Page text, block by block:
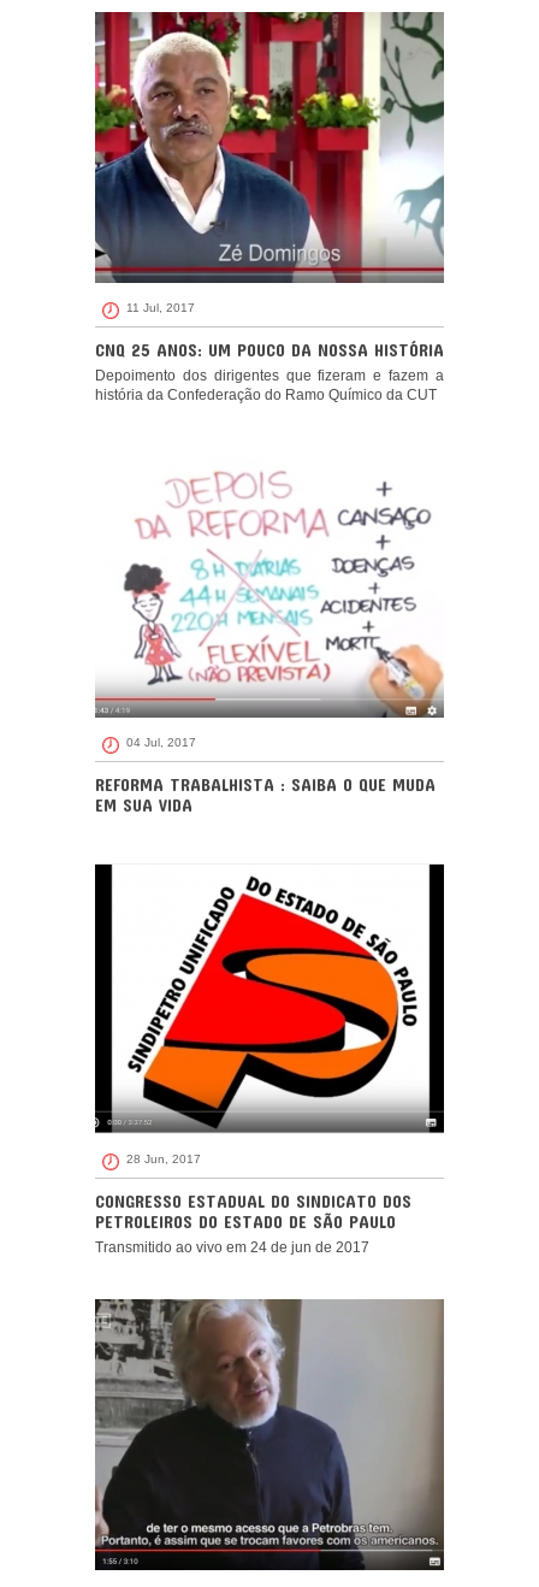
11 Jul, 2017
CNQ 25 ANOS: UM POUCO DA NOSSA HISTÓRIA
Depoimento dos dirigentes que fizeram e fazem a
história da Confederação do Ramo Químico da CUT
04 Jul, 2017
REFORMA TRABALHISTA : SAIBA O QUE MUDA
EM SUA VIDA
28 Jun, 2017
CONGRESSO ESTADUAL DO SINDICATO DOS
PETROLEIROS DO ESTADO DE SÃO PAULO
Transmitido ao vivo em 24 de jun de 2017